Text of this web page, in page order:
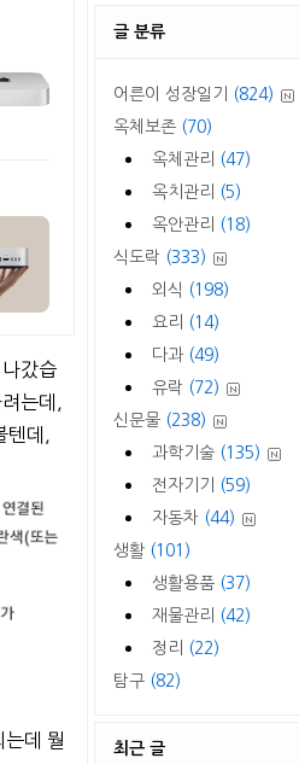
갔습
는데,
데,
데 뭘
글 분류
어른이 성장일기
(824)
옥체보존 (70)
옥체관리
(47)
옥치관리
(5)
옥안관리
(18)
식도락 (333)
외식 (198)
요리
(14)
다과 (49)
유락 (72)
신문물 (238)
과학기술 (135)
전자기기
(59)
자동차 (44)
생활 (101)
생활용품 (37)
재물관리
(42)
정리
(22)
탐구 (82)
최근 글